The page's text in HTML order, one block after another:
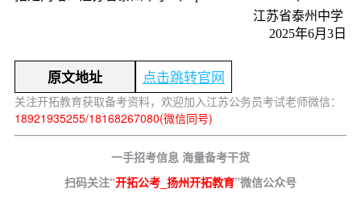
江苏省泰州中学
2025年6月3日
原文地址 点击跳转官网
关注开拓教育获取备考资料，欢迎加入江苏公务员考试老师微信：
18921935255/18168267080(微信同号)
一手招考信息 海量备考干货
扫码关注“开拓公考_扬州开拓教育”微信公众号